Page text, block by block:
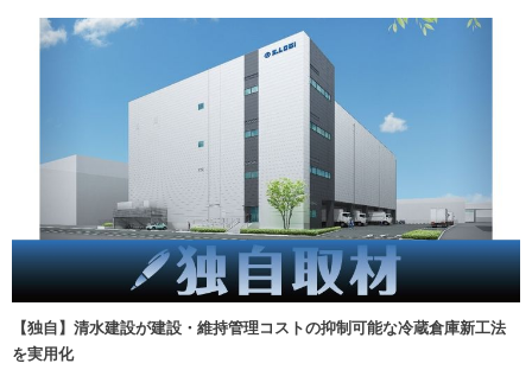
【独自】清水建設が建設・維持管理コストの抑制可能な冷蔵倉庫新工法
を実用化